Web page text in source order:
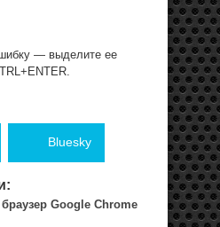
— выделите ее
Bluesky
Google Chrome